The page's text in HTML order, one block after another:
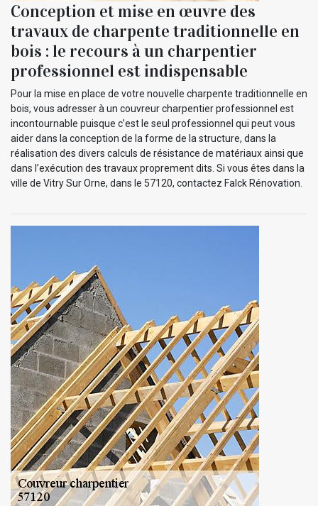
Conception et mise en œuvre des
travaux de charpente traditionnelle en
bois : le recours à un charpentier
professionnel est indispensable
Pour la mise en place de votre nouvelle charpente traditionnelle en
bois, vous adresser à un couvreur charpentier professionnel est
incontournable puisque c’est le seul professionnel qui peut vous
aider dans la conception de la forme de la structure, dans la
réalisation des divers calculs de résistance de matériaux ainsi que
dans l’exécution des travaux proprement dits. Si vous êtes dans la
ville de Vitry Sur Orne, dans le 57120, contactez Falck Rénovation.